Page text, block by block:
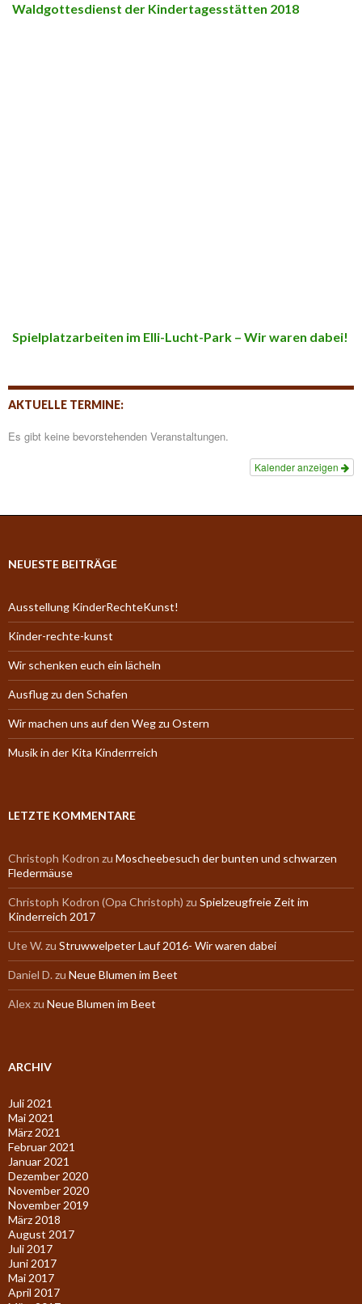
Waldgottesdienst der Kindertagesstätten 2018
Spielplatzarbeiten im Elli-Lucht-Park – Wir waren dabei!
AKTUELLE TERMINE:
Es gibt keine bevorstehenden Veranstaltungen.
Kalender anzeigen
NEUESTE BEITRÄGE
Ausstellung KinderRechteKunst!
Kinder-rechte-kunst
Wir schenken euch ein lächeln
Ausflug zu den Schafen
Wir machen uns auf den Weg zu Ostern
Musik in der Kita Kinderrreich
LETZTE KOMMENTARE
Christoph Kodron zu Moscheebesuch der bunten und schwarzen
Fledermäuse
Christoph Kodron (Opa Christoph) zu Spielzeugfreie Zeit im
Kinderreich 2017
Ute W.zu Struwwelpeter Lauf 2016- Wir waren dabei
Daniel D.zu Neue Blumen im Beet
Alexzu Neue Blumen im Beet
ARCHIV
Juli 2021
Mai 2021
März 2021
Februar 2021
Januar 2021
Dezember 2020
November 2020
November 2019
März 2018
August 2017
Juli 2017
Juni 2017
Mai 2017
April 2017